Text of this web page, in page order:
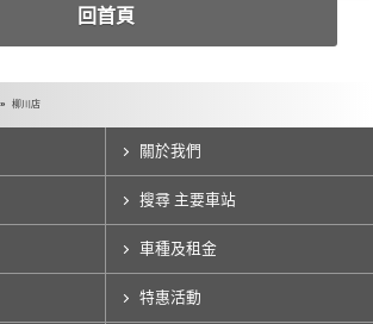
回首頁
柳川店
關於我們
搜尋 主要車站
車種及租金
特惠活動